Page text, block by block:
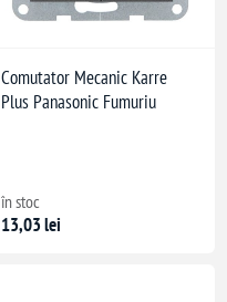
Comutator Mecanic Karre
Plus Panasonic Fumuriu
în stoc
13,03 lei